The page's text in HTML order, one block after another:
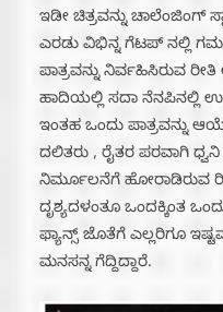
ಇಡೀ ಚಿತ್ರವನ್ನು ಚಾಲೆಂಜಿಂಗ್
ಎರಡು ವಿಭಿನ್ನ ಗೆಟಪ್ ನಲ್ಲಿ
ಪಾತ್ರವನ್ನು ನಿರ್ವಹಿಸಿರುವ
ಹಾದಿಯಲ್ಲಿ ಸದಾ ನೆನಪಿನಲ್ಲಿ
ಇಂತಹ ಒಂದು ಪಾತ್ರವನ್ನು
ದಲಿತರು , ರೈತರ ಪರವಾಗಿ
ನಿರ್ಮೂಲನೆಗೆ ಹೋರಾಡಿರುವ
ದೃಶ್ಯದಳಂತೂ ಒಂದಕ್ಕಿಂತ
ಫ್ಯಾನ್ಸ್ ಜೊತೆಗೆ ಎಲ್ಲರಿಗೂ
ಮನಸನ್ನ ಗೆದ್ದಿದ್ದಾರೆ.